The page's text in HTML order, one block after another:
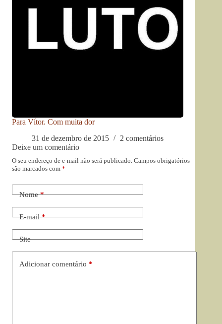
Para Vítor. Com muita dor
31 de dezembro de 2015
2 comentários
Deixe um comentário
O seu endereço de e-mail não será publicado. Campos obrigatórios
são marcados com *
Nome*
E-mail*
Site
Adicionar comentário *